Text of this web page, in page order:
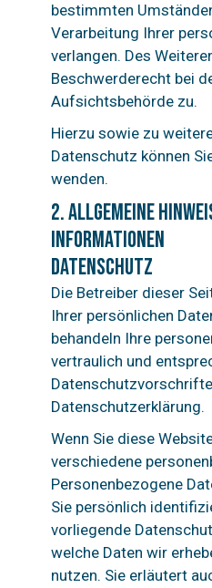
bestimmten
Verarbeitung Ihrer
verlangen. Des
Beschwerderecht bei
Aufsichtsbehörde zu.
Hierzu sowie zu
Datenschutz können
wenden.
2. Allgemeine
informationen
Datenschutz
Die Betreiber dieser
Ihrer persönlichen
behandeln Ihre
vertraulich und
Datenschutzerklärung.
Wenn Sie diese
verschiedene
Personenbezogene
Sie persönlich
vorliegende
welche Daten wir
nutzen. Sie erläutert